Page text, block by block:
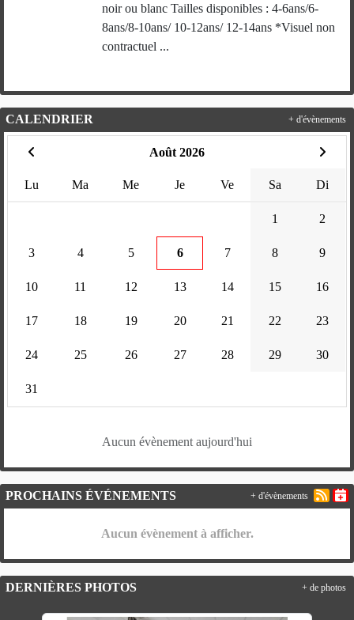
noir ou blanc Tailles disponibles : 4-6ans/6-
8ans/8-10ans/ 10-12ans/ 12-14ans *Visuel non
contractuel ...
CALENDRIER
Août 2026
Lu Ma Me Je Ve Sa Di
1 2
3 4 5 6 7 8 9
10 11 12 13 14 15 16
17 18 19 20 21 22 23
24 25 26 27 28 29 30
31
Aucun évènement aujourd'hui
+ d'évènements
PROCHAINS ÉVÉNEMENTS
Aucun évènement à afficher.
+ d'évènements
DERNIÈRES PHOTOS + de photos